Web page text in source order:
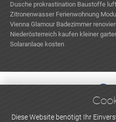
Dusche prokrastination Baustoffe
Zitronenwasser Ferienwohnung
Vienna Glamour Badezimmer
Niederösterreich kaufen kleiner
Solaranlage kosten
WERBEN UND
Diese Website benötigt Ihr